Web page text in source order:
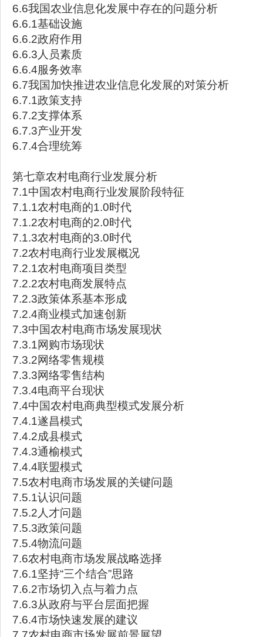
6.6我国农业信息化发展中存在的问题分析
6.6.1基础设施
6.6.2政府作用
6.6.3人员素质
6.6.4服务效率
6.7我国加快推进农业信息化发展的对策分析
6.7.1政策支持
6.7.2支撑体系
6.7.3产业开发
6.7.4合理统筹
第七章农村电商行业发展分析
7.1中国农村电商行业发展阶段特征
7.1.1农村电商的1.0时代
7.1.2农村电商的2.0时代
7.1.3农村电商的3.0时代
7.2农村电商行业发展概况
7.2.1农村电商项目类型
7.2.2农村电商发展特点
7.2.3政策体系基本形成
7.2.4商业模式加速创新
7.3中国农村电商市场发展现状
7.3.1网购市场现状
7.3.2网络零售规模
7.3.3网络零售结构
7.3.4电商平台现状
7.4中国农村电商典型模式发展分析
7.4.1遂昌模式
7.4.2成县模式
7.4.3通榆模式
7.4.4联盟模式
7.5农村电商市场发展的关键问题
7.5.1认识问题
7.5.2人才问题
7.5.3政策问题
7.5.4物流问题
7.6农村电商市场发展战略选择
7.6.1坚持“三个结合”思路
7.6.2市场切入点与着力点
7.6.3从政府与平台层面把握
7.6.4市场快速发展的建议